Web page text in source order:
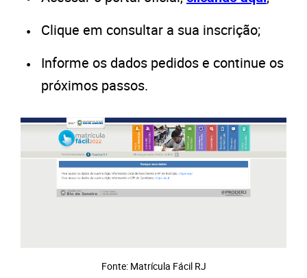
Clique em consultar a sua inscrição;
Informe os dados pedidos e continue os
próximos passos.
Fonte: Matrícula Fácil RJ